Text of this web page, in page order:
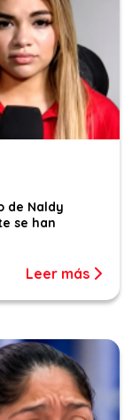
de Naldy
se han
Leer más